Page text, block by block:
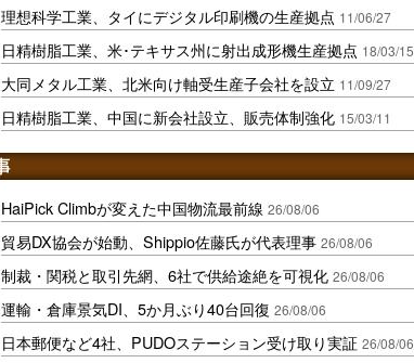
理想科学工業、タイにデジタル印刷機の生産拠点 11/06/27
日精樹脂工業、米･テキサス州に射出成形機生産拠点 18/03/15
大同メタル工業、北米向け軸受生産子会社を設立 11/09/27
日精樹脂工業、中国に新会社設立、販売体制強化 15/03/11
HaiPick Climbが変えた中国物流最前線 26/08/06
貿易DX協会が始動、Shippio佐藤氏が代表理事 26/08/06
制裁・関税と取引先網、6社で供給途絶を可視化 26/08/06
運輸・倉庫景気DI、5か月ぶり40台回復 26/08/06
日本郵便など4社、PUDOステーション受け取り実証 26/08/06